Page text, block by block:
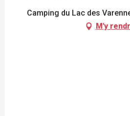
Camping du Lac des
M'y